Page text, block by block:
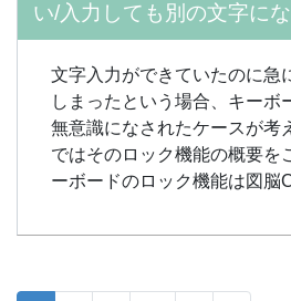
い/入力しても別の文字に
文字入力ができていたのに急
しまったという場合、キーボ
無意識になされたケースが考
ではそのロック機能の概要
ーボードのロック機能は図